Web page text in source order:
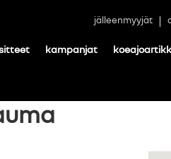
jälleenmyyjät
kampanjat